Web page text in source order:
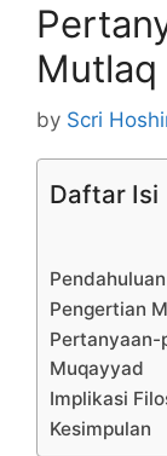
Mutlaq
by Scri
Daftar Isi
Pendahuluan
Pengertian
Pertanyaan-
Muqayyad
Implikasi
Kesimpulan